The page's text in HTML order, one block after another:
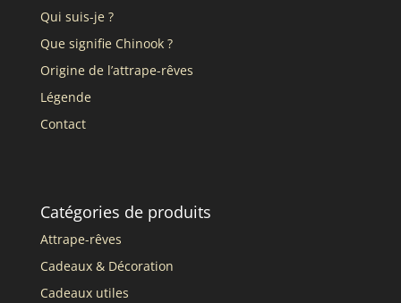
Qui suis-je ?
Que signifie Chinook ?
Origine de l’attrape-rêves
Légende
Contact
Catégories de produits
Attrape-rêves
Cadeaux & Décoration
Cadeaux utiles